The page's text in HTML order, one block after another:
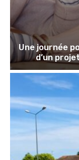
Une journée
d’un